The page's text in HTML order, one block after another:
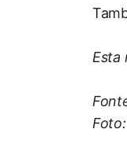
Esta
Foto: